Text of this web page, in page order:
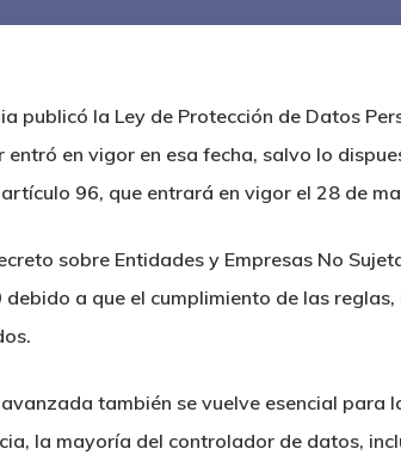
publicó la Ley de Protección de Datos
entró en vigor en esa fecha, salvo lo
96, que entrará en vigor el 28 de
sobre Entidades y Empresas No
a que el cumplimiento de las
también se vuelve esencial para
la mayoría del controlador de datos,